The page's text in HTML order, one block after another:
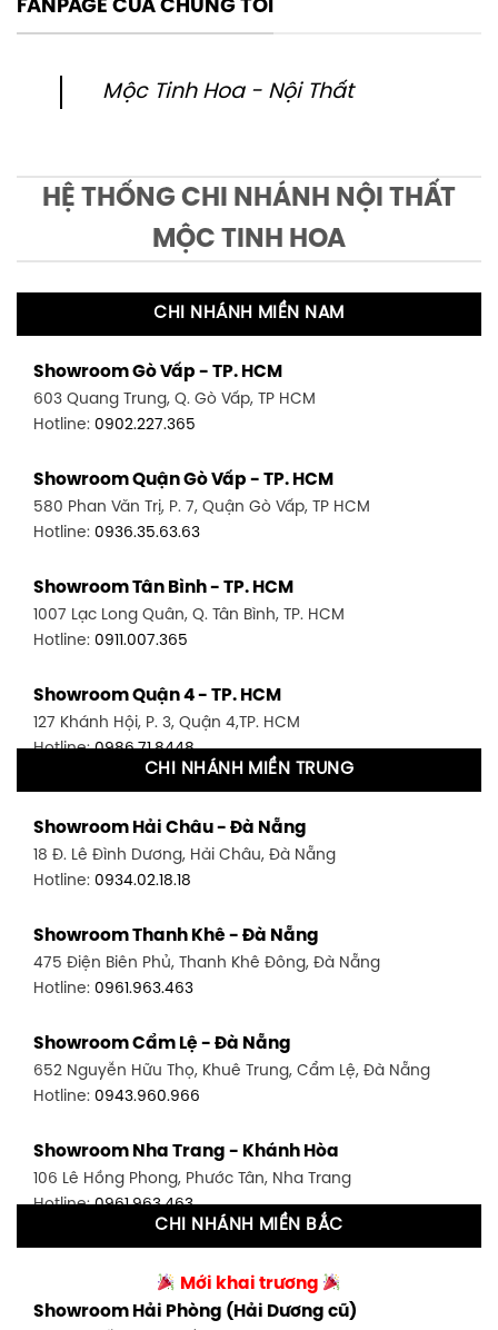
FANPAGE CỦA CHÚNG TÔI
Mộc Tinh Hoa - Nội Thất
HỆ THỐNG CHI NHÁNH NỘI THẤT
MỘC TINH HOA
CHI NHÁNH MIỀN NAM
Showroom Gò Vấp - TP. HCM
603 Quang Trung, Q. Gò Vấp, TP HCM
Hotline: 0902.227.365
Showroom Quận Gò Vấp - TP. HCM
580 Phan Văn Trị, P. 7, Quận Gò Vấp, TP HCM
Hotline: 0936.35.63.63
Showroom Tân Bình - TP. HCM
1007 Lạc Long Quân, Q. Tân Bình, TP. HCM
Hotline: 0911.007.365
Showroom Quận 4 - TP. HCM
127 Khánh Hội, P. 3, Quận 4,TP. HCM
Hotline:0986.71.8448
1411 Đường 3/2, P. 16, Quận 11, TP. HCM
Hotline:0906.256.759
1448 Huỳnh Tấn Phát, Phú Thuận, Quận 7, TP HCM
Hotline:0946.480.580
348 Đ. Bạch Đằng, P. 14, Bình Thạnh, TP HCM
Hotline:0902.716.230
591 Hoàng Văn Thụ, P. 4, Tân Bình, TP HCM
Hotline:0906.256.759
Showroom Tân Bình 2 - TP. HCM
0986.71.8448
CHI NHÁNH MIỀN TRUNG
Showroom Hải Châu - Đà Nẵng
18 Đ. Lê Đình Dương, Hải Châu, Đà Nẵng
Hotline: 0934.02.18.18
Showroom Thanh Khê - Đà Nẵng
475 Điện Biên Phủ, Thanh Khê Đông, Đà Nẵng
Hotline: 0961.963.463
Showroom Cẩm Lệ - Đà Nẵng
652 Nguyễn Hữu Thọ, Khuê Trung, Cẩm Lệ, Đà Nẵng
Hotline: 0943.960.966
Showroom Nha Trang - Khánh Hòa
106 Lê Hồng Phong, Phước Tân, Nha Trang
Hotline:0961.963.463
27-29 Nguyễn Sỹ Sách, Hưng Bình, TP Vinh, Nghệ An
Hotline:0943.960.966
CHI NHÁNH MIỀN BẮC
Mới khai trương
Showroom Hải Phòng (Hải Dương cũ)